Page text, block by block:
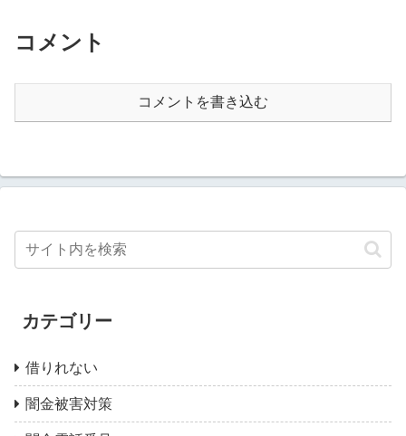
コメント
コメントを書き込む
カテゴリー
借りれない
闇金被害対策